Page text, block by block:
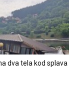
dva tela kod splava